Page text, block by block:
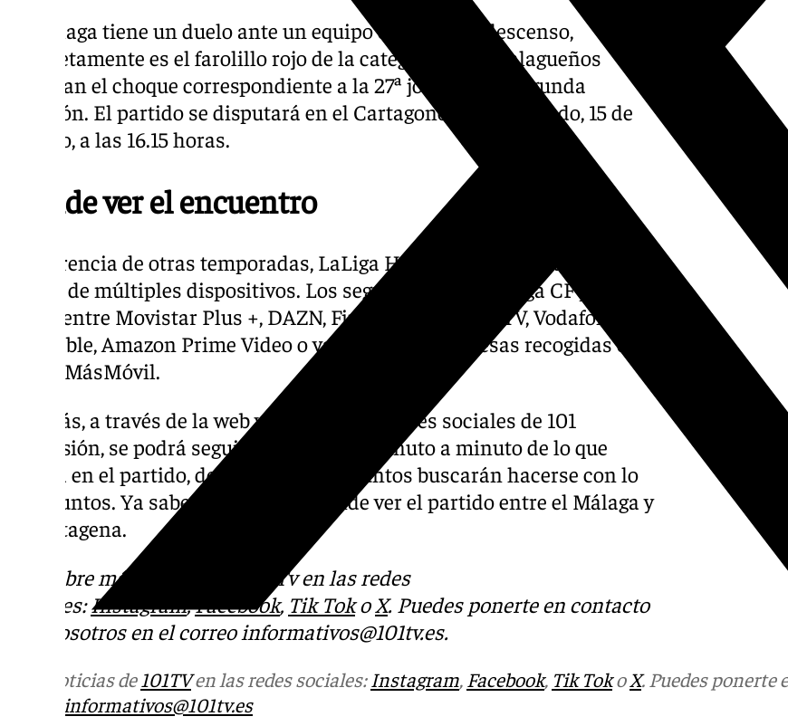
El Málaga tiene un duelo ante un equipo que está en descenso,
concretamente es el farolillo rojo de la categoría. Los malagueños
afrontan el choque correspondiente a la 27ª jornada de Segunda
División. El partido se disputará en el Cartagonova este sábado, 15 de
febrero, a las 16.15 horas.
Dónde ver el encuentro
A diferencia de otras temporadas, LaLiga Hypermotion podrá seguirse a
través de múltiples dispositivos. Los seguidores del Málaga CF podrán
elegir entre Movistar Plus +, DAZN, Finetwork, Orange TV, Vodafone,
Telecable, Amazon Prime Video o varias de las empresas recogidas en el
grupo MásMóvil.
Además, a través de la web y las distintas redes sociales de 101
Televisión, se podrá seguir en directo el minuto a minuto de lo que
ocurra en el partido, donde ambos conjuntos buscarán hacerse con lo
tres puntos. Ya sabes el horario y dónde ver el partido entre el Málaga y
el Cartagena.
Descubre más noticias de 101Tv en las redes
sociales:Instagram,Facebook, Tik TokoX. Puedes ponerte en contacto
con nosotros en el correo informativos@101tv.es.
Más noticias de101TVen las redes sociales:Instagram, Facebook, Tik TokoX. Puedes ponerte
informativos@101tv.es